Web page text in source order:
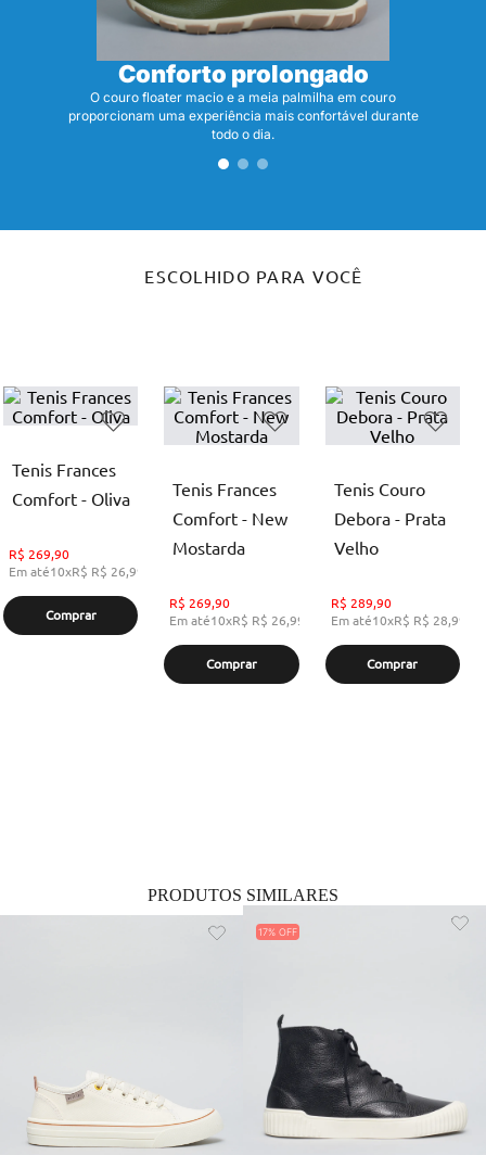
Conforto prolongado
O couro floater macio e a meia palmilha em couro
proporcionam uma experiência mais confortável durante
todo o dia.
ESCOLHIDO PARA VOCÊ
Tenis Frances
Comfort - Oliva
R$ 269,90
Em até10xR$ R$ 26,99
Comprar
Tenis Frances
Comfort - New
Mostarda
R$ 269,90
Em até10xR$ R$ 26,99 sem juros
Comprar
Tenis Couro
Debora - Prata
Velho
R$ 289,90
Em até10xR$ R$ 28,99
Comprar
PRODUTOS SIMILARES
17%